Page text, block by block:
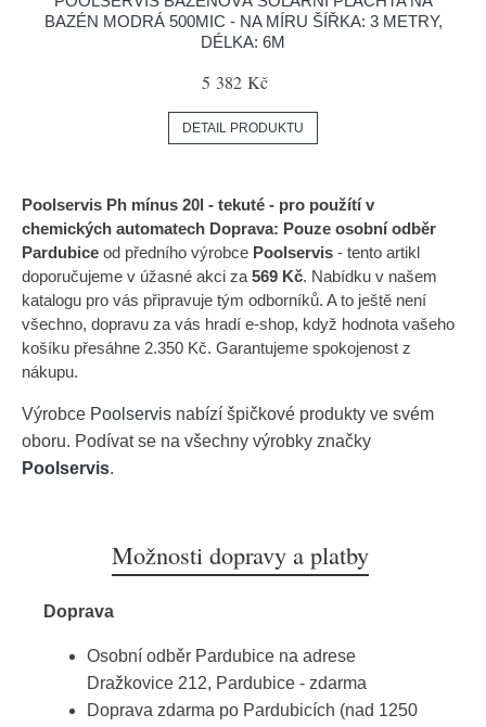
BAZÉN MODRÁ 500MIC - NA MÍRU ŠÍŘKA: 3 METRY,
DÉLKA: 6M
5 382 Kč
DETAIL PRODUKTU
Poolservis Ph mínus 20l - tekuté - pro použítí v
chemických automatech Doprava: Pouze osobní odběr
Pardubice od předního výrobce Poolservis - tento artikl
doporučujeme v úžasné akci za 569 Kč. Nabídku v našem
katalogu pro vás připravuje tým odborníků. A to ještě není
všechno, dopravu za vás hradí e-shop, když hodnota vašeho
košíku přesáhne 2.350 Kč. Garantujeme spokojenost z
nákupu.
Výrobce Poolservis nabízí špičkové produkty ve svém
oboru. Podívat se na všechny výrobky značky
Poolservis.
Možnosti dopravy a platby
Doprava
Osobní odběr Pardubice na adrese
Dražkovice 212, Pardubice - zdarma
Doprava zdarma po Pardubicích (nad 1250